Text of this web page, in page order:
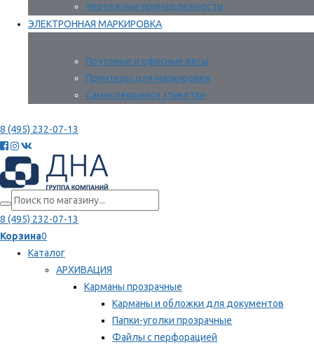
Чертежные принадлежности
ЭЛЕКТРОННАЯ МАРКИРОВКА
Почтовые и офисные весы
Принтеры для маркировки
Самоклеящиеся этикетки
8 (495) 232-07-13
8 (495) 232-07-13
Корзина0
Каталог
АРХИВАЦИЯ
Карманы прозрачные
Карманы и обложки для документов
Папки-уголки прозрачные
Файлы с перфорацией